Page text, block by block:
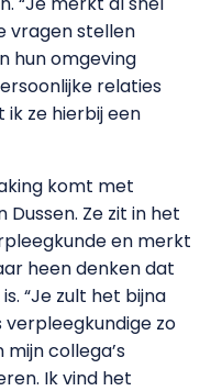
vragen stellen
hun omgeving
relaties
ik ze hierbij een
komt met
Ze zit in het
en merkt
heen denken dat
“Je zult het bijna
zo
collega’s
Ik vind het